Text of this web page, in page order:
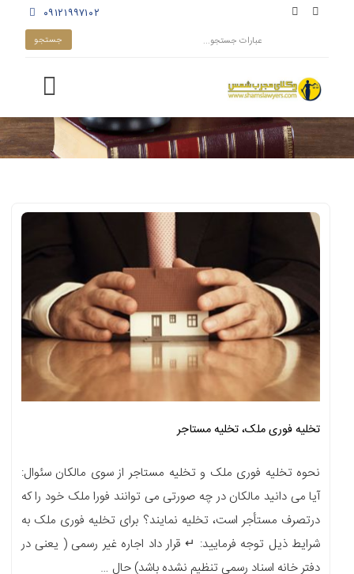
۰۹۱۲۱۹۹۷۱۰۲
تخلیه فوری ملک، تخلیه مستاجر
نحوه تخلیه فوری ملک و تخلیه مستاجر از سوی مالکان سئوال:
آیا می دانید مالکان در چه صورتی می توانند فورا ملک خود را که
درتصرف مستأجر است، تخلیه نمایند؟ برای تخلیه فوری ملک به
شرایط ذیل توجه فرمایید: ↵ قرار داد اجاره غیر رسمی ( یعنی در
دفتر خانه اسناد رسمی تنظیم نشده باشد) حال …